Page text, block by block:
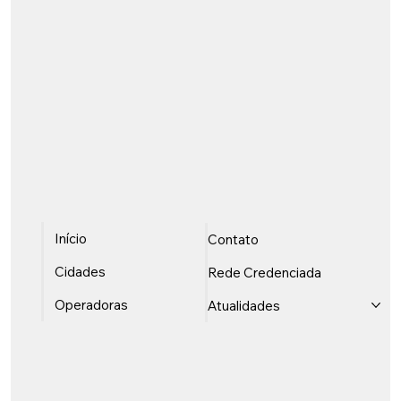
Início
Cidades
Operadoras
Contato
Rede Credenciada
Atualidades